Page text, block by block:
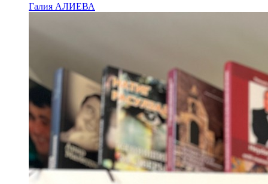
Галия АЛИЕВА